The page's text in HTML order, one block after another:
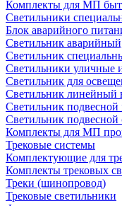
Комплекты для МП
Светильники
Блок аварийного
Светильник
Светильник
Светильники
Светильник для
Светильник линейный
Светильник
Светильник подвесной
Комплекты для МП
Трековые системы
Комплектующие для
Комплекты трековых
Треки (шинопровод)
Трековые светильники